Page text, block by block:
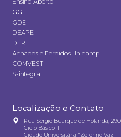
Ensino Aberto
GGTE
GDE
DEAPE
DERI
Achados e Perdidos Unicamp
COMVEST
S-integra
Localização e Contato
Rua Sérgio Buarque de Holanda, 290
Ciclo Básico II
Cidade Universitária "Zeferino Vaz"